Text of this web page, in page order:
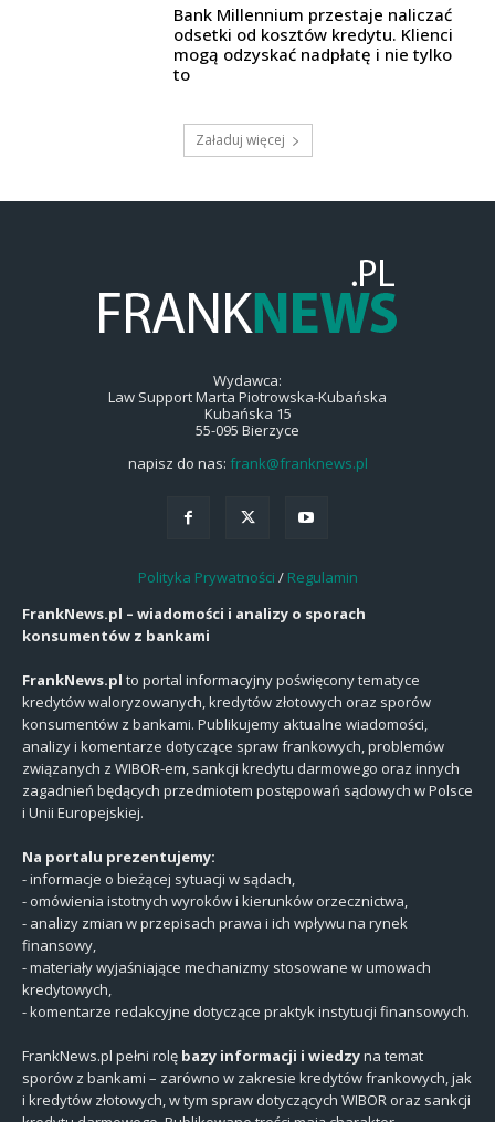
Bank Millennium przestaje naliczać
odsetki od kosztów kredytu. Klienci
mogą odzyskać nadpłatę i nie tylko
to
Załaduj więcej
Wydawca:
Law Support Marta Piotrowska-Kubańska
Kubańska 15
55-095 Bierzyce
napisz do nas: frank@franknews.pl
Polityka Prywatności / Regulamin
FrankNews.pl – wiadomości i analizy o sporach
konsumentów z bankami
FrankNews.pl to portal informacyjny poświęcony tematyce
kredytów waloryzowanych, kredytów złotowych oraz sporów
konsumentów z bankami. Publikujemy aktualne wiadomości,
analizy i komentarze dotyczące spraw frankowych, problemów
związanych z WIBOR-em, sankcji kredytu darmowego oraz innych
zagadnień będących przedmiotem postępowań sądowych w Polsce
i Unii Europejskiej.
Na portalu prezentujemy:
- informacje o bieżącej sytuacji w sądach,
- omówienia istotnych wyroków i kierunków orzecznictwa,
- analizy zmian w przepisach prawa i ich wpływu na rynek
finansowy,
- materiały wyjaśniające mechanizmy stosowane w umowach
kredytowych,
- komentarze redakcyjne dotyczące praktyk instytucji finansowych.
FrankNews.pl pełni rolę bazy informacji i wiedzyna temat
sporów z bankami – zarówno w zakresie kredytów frankowych, jak
i kredytów złotowych, w tym spraw dotyczących WIBOR oraz sankcji